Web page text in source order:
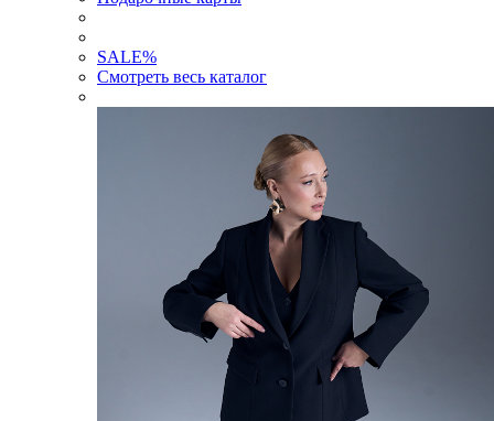
SALE%
Смотреть весь каталог